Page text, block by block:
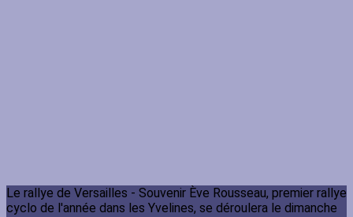
Le rallye de Versailles - Souvenir Ève Rousseau, premier rallye
cyclo de l'année dans les Yvelines, se déroulera le dimanche